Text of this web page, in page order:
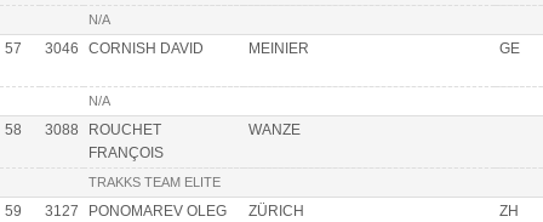
N/A
57 3046 CORNISH DAVID MEINIER GE
N/A
58 3088
ROUCHET
FRANÇOIS
WANZE
TRAKKS TEAM ELITE
59 3127 PONOMAREV OLEG ZÜRICH ZH